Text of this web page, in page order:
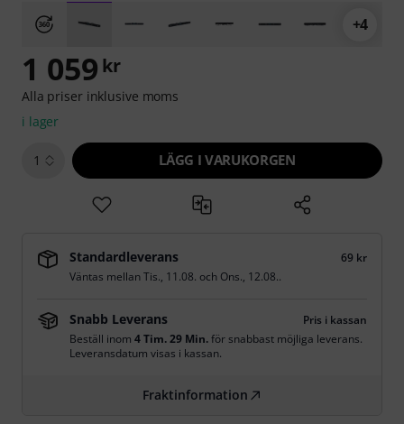
+4
1 059 kr
Alla priser inklusive moms
i lager
1 LÄGG I VARUKORGEN
Standardleverans
69 kr
Väntas mellanTis., 11.08. och Ons., 12.08..
Snabb Leverans
Pris i kassan
Beställ inom 4 Tim. 29 Min.för snabbast möjliga leverans.
Leveransdatum visas i kassan.
Fraktinformation